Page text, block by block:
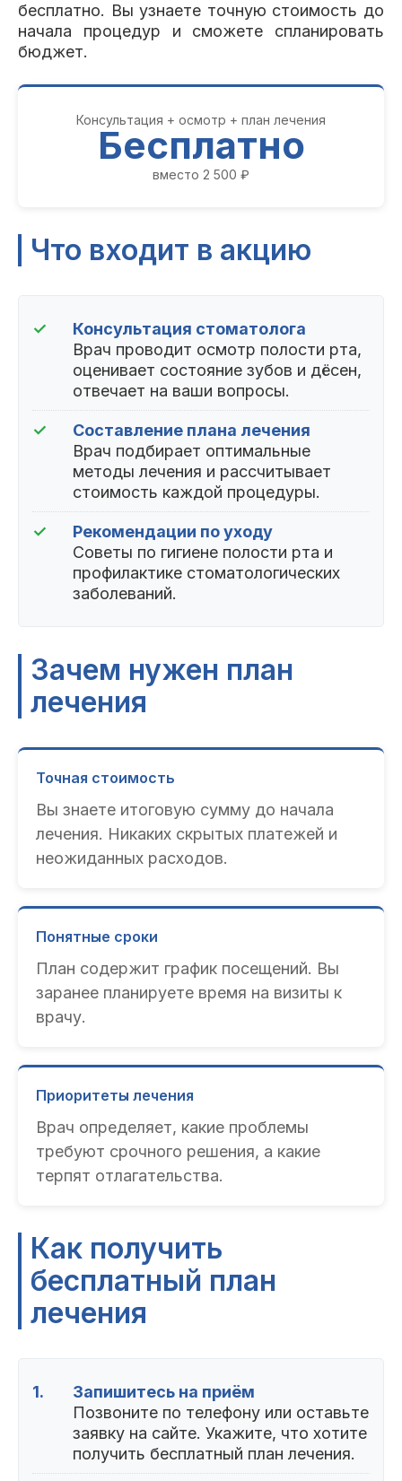
Гарантии Информация О компании
Сотрудники Контакты
бесплатно. Вы узнаете точную стоимость до
начала процедур и сможете спланировать
бюджет.
Консультация + осмотр + план лечения
Бесплатно
вместо 2 500 ₽
Что входит в акцию
✓
Консультация стоматолога
Врач проводит осмотр полости рта,
оценивает состояние зубов и дёсен,
отвечает на ваши вопросы.
✓
Составление плана лечения
Врач подбирает оптимальные
методы лечения и рассчитывает
стоимость каждой процедуры.
✓
Рекомендации по уходу
Советы по гигиене полости рта и
профилактике стоматологических
заболеваний.
Зачем нужен план
лечения
Точная стоимость
Вы знаете итоговую сумму до начала
лечения. Никаких скрытых платежей и
неожиданных расходов.
Понятные сроки
План содержит график посещений. Вы
заранее планируете время на визиты к
врачу.
Приоритеты лечения
Врач определяет, какие проблемы
требуют срочного решения, а какие
терпят отлагательства.
Как получить
бесплатный план
лечения
1.
Запишитесь на приём
Позвоните по телефону или оставьте
заявку на сайте. Укажите, что хотите
получить бесплатный план лечения.